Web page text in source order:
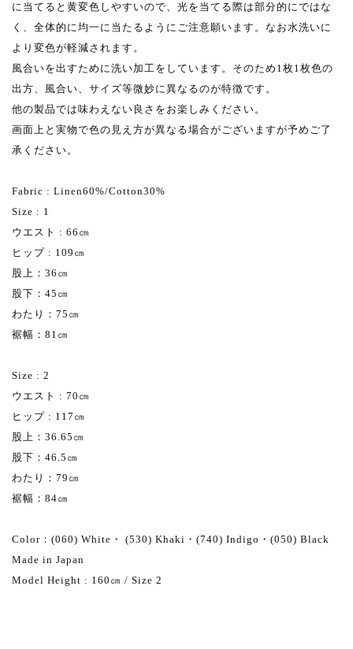
に当てると黄変色しやすいので、光を当てる際は部分的にではな
く、全体的に均一に当たるようにご注意願います。なお水洗いに
より変色が軽減されます。
風合いを出すために洗い加工をしています。そのため1枚1枚色の
出方、風合い、サイズ等微妙に異なるのが特徴です。
他の製品では味わえない良さをお楽しみください。
画面上と実物で色の見え方が異なる場合がございますが予めご了
承ください。
Fabric : Linen60%/Cotton30%
Size : 1
ウエスト : 66㎝
ヒップ : 109㎝
股上：36㎝
股下：45㎝
わたり：75㎝
裾幅：81㎝
Size : 2
ウエスト : 70㎝
ヒップ : 117㎝
股上：36.65㎝
股下：46.5㎝
わたり：79㎝
裾幅：84㎝
Color：(060) White・ (530) Khaki・(740) Indigo・(050) Black
Made in Japan
Model Height : 160㎝ / Size 2